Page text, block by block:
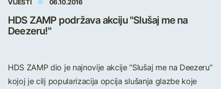
VIJESTI 06.10.2016
HDS ZAMP podržava akciju "Slušaj me na
Deezeru!"
HDS ZAMP dio je najnovije akcije “Slušaj me na Deezeru”
kojoj je cilj popularizacija opcija slušanja glazbe koje